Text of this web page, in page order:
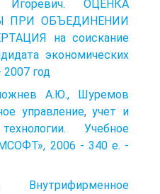
ОЦЕНКА
ПРИ ОБЪЕДИНЕНИИ
на соискание
экономических
год
А.Ю., Шуремов
управление, учет и
Учебное
2006 - 340 е. -